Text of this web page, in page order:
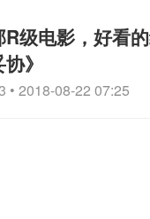
R级电影，好看
》
• 2018-08-22 07:25